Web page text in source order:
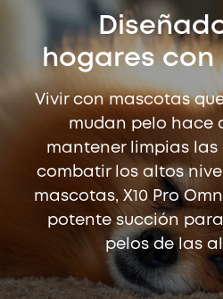
hogares con
Vivir con mascotas
mudan pelo hace
mantener limpias las
combatir los altos
mascotas, X10 Pro
potente succión
pelos de las